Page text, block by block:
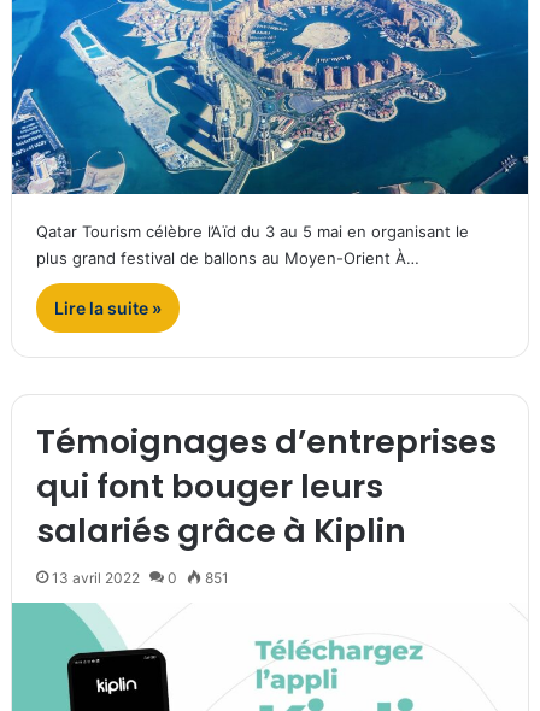
Qatar Tourism célèbre l’Aïd du 3 au 5 mai en organisant le
plus grand festival de ballons au Moyen-Orient À…
Lire la suite »
Témoignages d’entreprises
qui font bouger leurs
salariés grâce à Kiplin
13 avril 2022 0 851